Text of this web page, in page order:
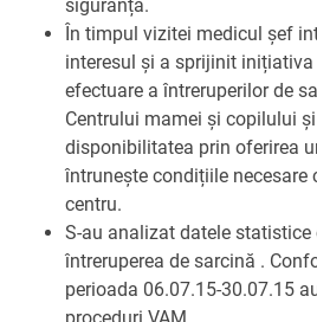
siguranță.
În timpul vizitei medicul șef
interesul și a sprijinit inițiativa
efectuare a întreruperilor de
Centrului mamei și copilului
disponibilitatea prin oferirea
întrunește condițiile necesare
centru.
S-au analizat datele statistice
întreruperea de sarcină .
perioada 06.07.15-30.07.15